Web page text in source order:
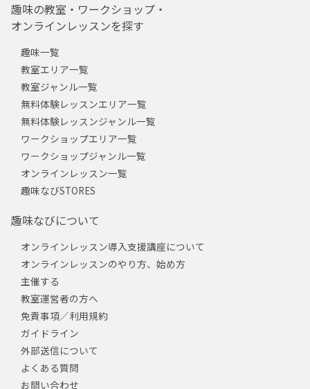
趣味の教室・ワークショップ・
オンラインレッスンを探す
趣味一覧
教室エリア一覧
教室ジャンル一覧
無料体験レッスンエリア一覧
無料体験レッスンジャンル一覧
ワークショップエリア一覧
ワークショップジャンル一覧
オンラインレッスン一覧
趣味なびSTORES
趣味なびについて
オンラインレッスン導入支援講座について
オンラインレッスンのやり方、始め方
主催する
教室運営者の方へ
免責事項／利用規約
ガイドライン
外部送信について
よくある質問
お問い合わせ